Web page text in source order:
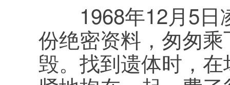
1968年12月5日
份绝密资料，匆匆
毁。找到遗体时，